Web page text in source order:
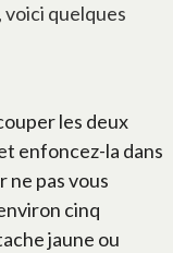
quelques
les deux
enfoncez-la dans
ne pas vous
cinq
jaune ou